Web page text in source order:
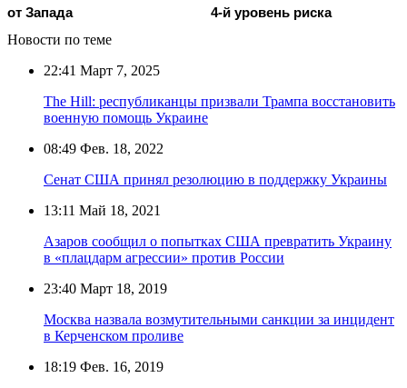
от Запада
4-й уровень риска
Новости по теме
22:41 Март 7, 2025
The Hill: республиканцы призвали Трампа восстановить
военную помощь Украине
08:49 Фев. 18, 2022
Сенат США принял резолюцию в поддержку Украины
13:11 Май 18, 2021
Азаров сообщил о попытках США превратить Украину
в «плацдарм агрессии» против России
23:40 Март 18, 2019
Москва назвала возмутительными санкции за инцидент
в Керченском проливе
18:19 Фев. 16, 2019